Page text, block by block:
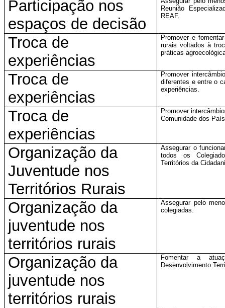
Participação nos
espaços de decisão
Reunião
REAF.
Troca de
experiências
Promover e
rurais voltados à
práticas
Troca de
experiências
Promover
diferentes e entre o
experiências.
Troca de
experiências
Promover
Comunidade dos
Organização da
Juventude nos
Territórios Rurais
Assegurar o
todos os
Territórios da
Organização da
juventude nos
territórios rurais
Assegurar pelo
colegiadas.
Organização da
juventude nos
territórios rurais
Fomentar a
Desenvolvimento